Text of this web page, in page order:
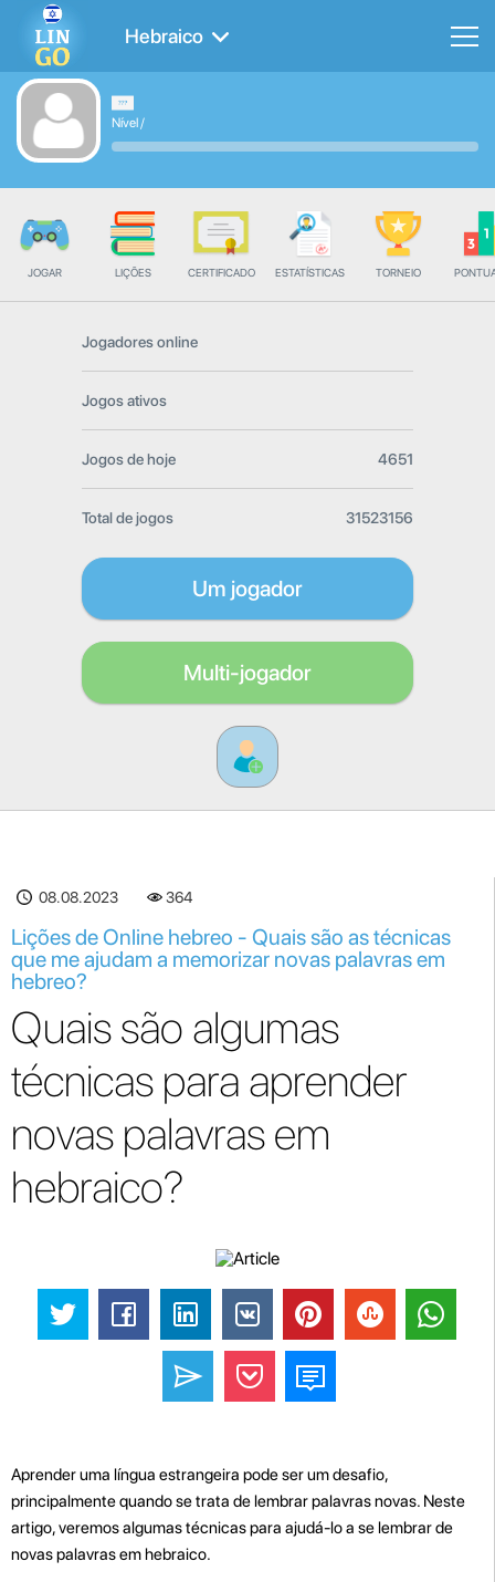
Hebraico
Nível/
JOGAR LIÇÕES CERTIFICADO ESTATÍSTICAS TORNEIO
Jogadores online
Jogos ativos
Jogos de hoje 4651
Total de jogos 31523156
Um jogador
Multi-jogador
08.08.2023 364
Lições de Online hebreo - Quais são as técnicas
que me ajudam a memorizar novas palavras em
hebreo?
Quais são algumas
técnicas para aprender
novas palavras em
hebraico?
Aprender uma língua estrangeira pode ser um desafio,
principalmente quando se trata de lembrar palavras novas. Neste
artigo, veremos algumas técnicas para ajudá-lo a se lembrar de
novas palavras em hebraico.